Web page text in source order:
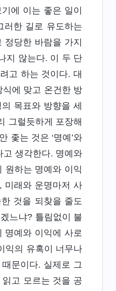
에 이는 좋은 일이
러한 길로 유도하는
당한 바람을 가지
지 않는다. 이 두 단
고 하는 것이다. 대
식에 맞고 온건한 방
목표와 방향을 세
그럴듯하게 포장해
좇는 것은 ‘명예’와
고 생각한다. 명예와
원하는 명예와 이익
미래와 운명마저 사
것을 되찾을 줄도
느냐? 틀림없이 불
명예와 이익에 사로
익의 유혹이 너무나
문이다. 실제로 그
고 모르는 것을 공